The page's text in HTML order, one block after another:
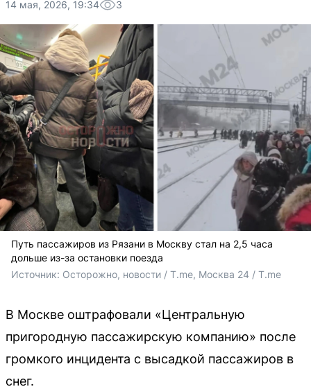
14 мая, 2026, 19:34 3
Путь пассажиров из Рязани в Москву стал на 2,5 часа
дольше из-за остановки поезда
Источник: Осторожно, новости / T.me, Москва 24 / T.me
В Москве оштрафовали «Центральную
пригородную пассажирскую компанию» после
громкого инцидента с высадкой пассажиров в
снег.